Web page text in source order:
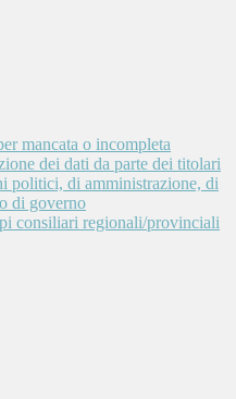
mancata o incompleta
dei dati da parte dei titolari
politici, di amministrazione, di
di governo
consiliari regionali/provinciali